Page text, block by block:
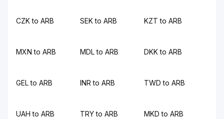
CZK to ARB SEK to ARB KZT to ARB
MXN to ARB MDL to ARB DKK to ARB
GEL to ARB INR to ARB TWD to ARB
UAH to ARB TRY to ARB MKD to ARB